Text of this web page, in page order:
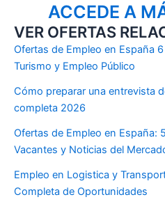
ACCEDE A
VER OFERTAS
Ofertas de Empleo en España
Turismo y Empleo Público
Cómo preparar una entrevista
completa 2026
Ofertas de Empleo en España:
Vacantes y Noticias del
Empleo en Logistica y
Completa de Oportunidades